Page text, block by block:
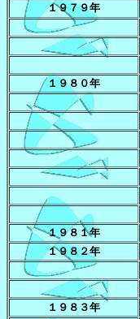
１９７９年
１９８０年
１９８１年
１９８２年
１９８３年